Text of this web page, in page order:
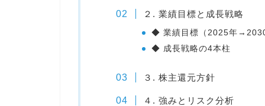
２. 業績目標と成長戦略
◆ 業績目標（2025年
◆ 成長戦略の4本柱
３. 株主還元方針
４. 強みとリスク分析